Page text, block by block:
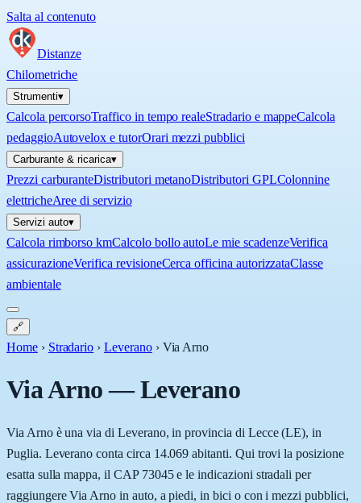
Salta al contenuto
Distanze
Chilometriche
Strumenti▾
Calcola percorsoTraffico in tempo realeStradario e mappeCalcola
pedaggioAutovelox e tutorOrari mezzi pubblici
Carburante & ricarica▾
Prezzi carburanteDistributori metanoDistributori GPLColonnine
elettricheAree di servizio
Servizi auto▾
Calcola rimborso kmCalcolo bollo autoLe mie scadenzeVerifica
assicurazioneVerifica revisioneCerca officina autorizzataClasse
ambientale
🔗
Home › Stradario › Leverano › Via Arno
Via Arno—Leverano
Via Arno è una via di Leverano, in provincia di Lecce (LE), in
Puglia. Leverano conta circa 14.069 abitanti. Qui trovi la posizione
esatta sulla mappa, il CAP 73045 e le indicazioni stradali per
raggiungere Via Arno in auto, a piedi, in bici o con i mezzi pubblici,